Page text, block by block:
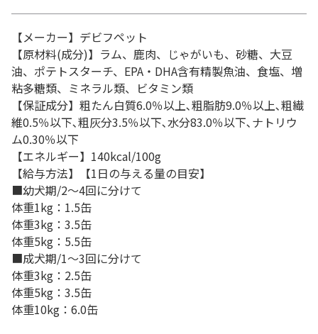
【メーカー】デビフペット
【原材料(成分)】ラム、鹿肉、じゃがいも、砂糖、大豆
油、ポテトスターチ、EPA・DHA含有精製魚油、食塩、増
粘多糖類、ミネラル類、ビタミン類
【保証成分】粗たん白質6.0％以上､粗脂肪9.0％以上､粗繊
維0.5％以下､粗灰分3.5％以下､水分83.0％以下､ナトリウ
ム0.30％以下
【エネルギー】140kcal/100g
【給与方法】【1日の与える量の目安】
■幼犬期/2～4回に分けて
体重1kg：1.5缶
体重3kg：3.5缶
体重5kg：5.5缶
■成犬期/1～3回に分けて
体重3kg：2.5缶
体重5kg：3.5缶
体重10kg：6.0缶